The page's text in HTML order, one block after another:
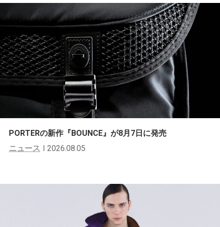
PORTERの新作『BOUNCE』が8月7日に発売
ニュース
2026.08.05